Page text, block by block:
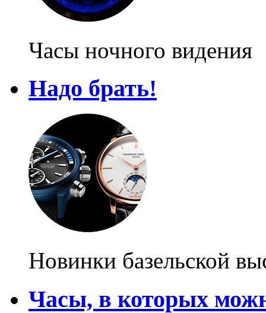
Часы ночного видения
Надо брать!
Новинки базельской
Часы, в которых